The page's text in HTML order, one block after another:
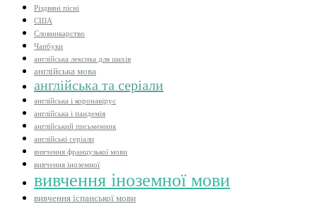
Різдвяні пісні
США
Словникарство
Чапбуки
англійська лексика для шахів
англійська мова
англійська та серіали
англійська і коронавірус
англійська і пандемія
англійський письменник
англійські серіали
вивчення французької мови
вивчення іноземної
вивчення іноземної мови
вивчення іспанської мови